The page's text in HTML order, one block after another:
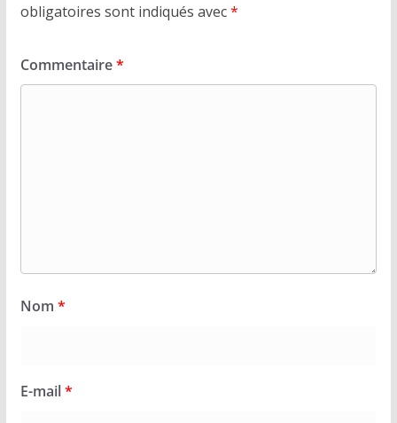
obligatoires sont indiqués avec*
Commentaire*
Nom *
E-mail*